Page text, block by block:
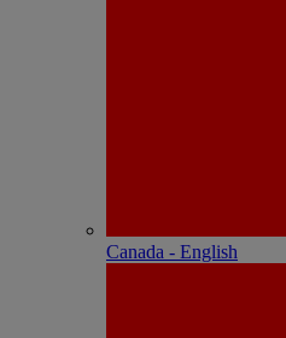
Canada - English